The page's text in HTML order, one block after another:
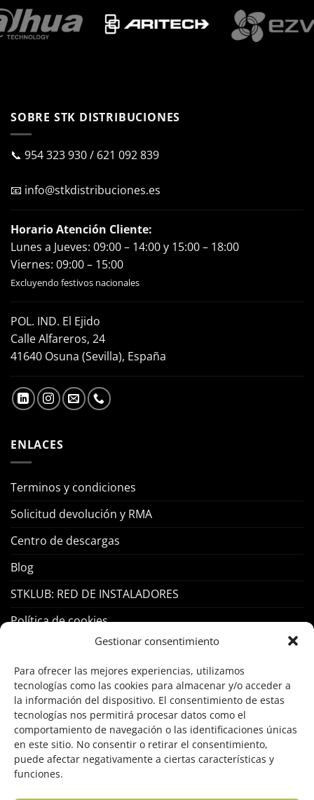
Gestionar consentimiento
Para ofrecer las mejores experiencias, utilizamos
tecnologías como las cookies para almacenar y/o acceder a
la información del dispositivo. El consentimiento de estas
tecnologías nos permitirá procesar datos como el
comportamiento de navegación o las identificaciones únicas
en este sitio. No consentir o retirar el consentimiento,
puede afectar negativamente a ciertas características y
funciones.
SOBRE STK DISTRIBUCIONES
📞 954 323 930/ 621 092 839
📧 info@stkdistribuciones.es
Horario Atención Cliente:
Lunes a Jueves: 09:00 – 14:00 y 15:00 – 18:00
Viernes: 09:00 – 15:00
Excluyendo festivos nacionales
POL. IND. El Ejido
Calle Alfareros, 24
41640 Osuna (Sevilla), España
ENLACES
Terminos y condiciones
Solicitud devolución y RMA
Centro de descargas
Blog
STKLUB: RED DE INSTALADORES
Política de cookies
Control Acceso
Hogar Inteligente
Incendio
Intrusión